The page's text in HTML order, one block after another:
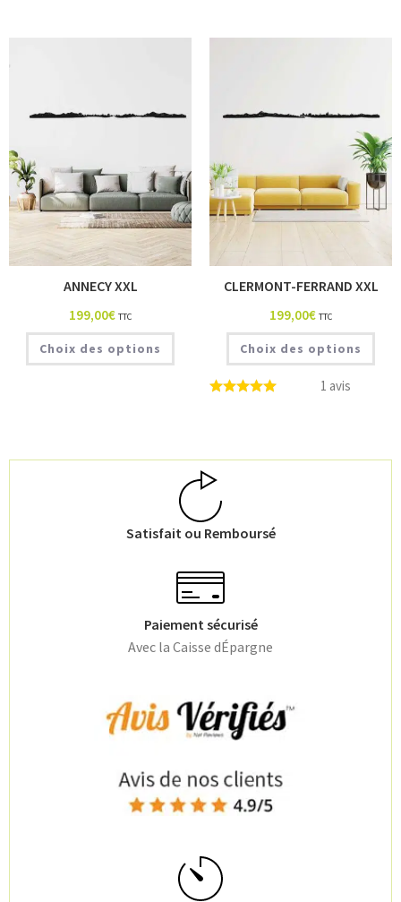
ANNECY XXL
199,00€ TTC
Choix des options
1 avis
CLERMONT-FERRAND XXL
199,00€ TTC
Choix des options
Satisfait ou Remboursé
Paiement sécurisé
Avec la Caisse dÉpargne